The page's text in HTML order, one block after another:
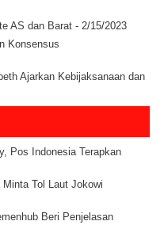
AS dan Barat - 2/15/2023
Konsensus
Ajarkan Kebijaksanaan dan
Pos Indonesia Terapkan
Tol Laut Jokowi
Beri Penjelasan